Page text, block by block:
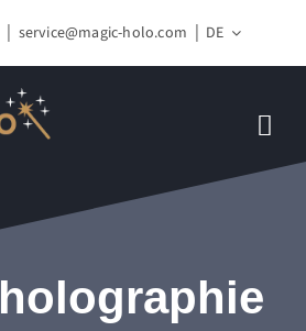
service@magic-holo.com DE